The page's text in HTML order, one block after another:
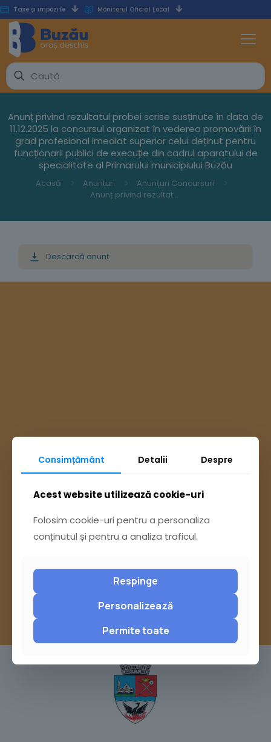
Taxe și impozite Monitorul Oficial Local
Anunț privind rezultatul probei scrise susținute în data de
11.12.2025 la concursul organizat în vederea promovării în
grad profesional imediat superior celui deținut pentru
funcționarii publici de execuție din cadrul aparatului de
specialitate al Primarului municipiului Buzău
Acasă Anunturi
Anunțuri Concursuri
Anunț privind rezultatul probei scrise susținute în data de 11.12.2025 la concursul organizat în vederea promovării în grad profesional imediat superior celui deținut pentru funcționarii publici de execuție din cadrul aparatului de specialitate al Primarului municipiului Buzău
Descarcă anunț
Pagina Contact
Report
Consimțământ Detalii Despre
Acest website utilizează cookie-uri
Folosim cookie-uri pentru a personaliza
conținutul și pentru a analiza traficul.
Respinge
Personalizează
Permite toate